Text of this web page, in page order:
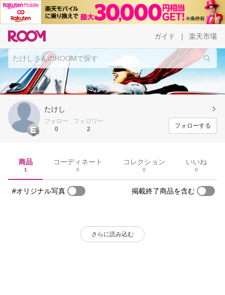
ガイド 楽天市場
たけし
フォロー
0
フォロワー
2
フォローする
商品
1
コーディネート
0
コレクション
0
いいね
0
#オリジナル写真 掲載終了商品を含む
さらに読み込む